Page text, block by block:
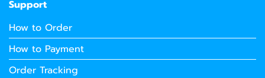
Support
How to Order
How to Payment
Order Tracking